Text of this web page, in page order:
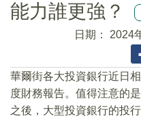
能力誰更強？
日期： 2024
華爾街各大投資銀行近日
度財務報告。值得注意的
之後，大型投資銀行的投